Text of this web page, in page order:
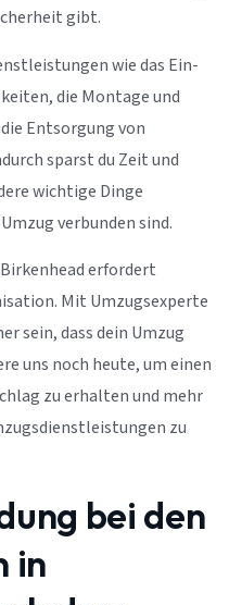
gibt.
wie das Ein-
die Montage und
Entsorgung von
sparst du Zeit und
wichtige Dinge
verbunden sind.
erfordert
Mit Umzugsexperte
sein, dass dein Umzug
uns noch heute, um einen
zu erhalten und mehr
zu
bei den
in